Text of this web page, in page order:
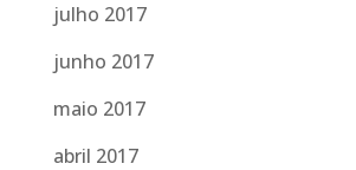
julho 2017
junho 2017
maio 2017
abril 2017